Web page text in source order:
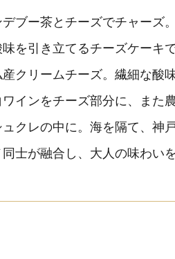
ブー茶とチーズでチャーズ
を引き立てるチーズケーキ
クリームチーズ。繊細な酸
インをチーズ部分に、また
クレの中に。海を隔て、神
士が融合し、大人の味わいを